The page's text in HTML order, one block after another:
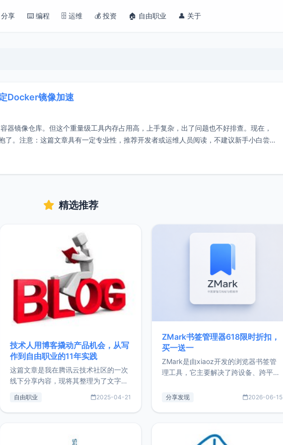
享 ⌨️ 编程 🗄️ 运维 💰 投资 🏠 自由职业 👤 关于
Docker镜像加速
镜像仓库。但这个重量级工具内存占用高，上手复杂，出了问题也不好排查。现在，
。注意：这篇文章具有一定专业性，推荐开发者或运维人员阅读，不建议新手小白尝
精选推荐
技术人用博客撬动产品机会，从写
作到自由职业的11年实践
这篇文章是我在腾讯云技术社区的一次
线下分享内容，现将其整理为了文字
版，分享了写博客11年来的经历，以及
通过博客过渡到做产品和走向自由职业
的一个小故事。文中还首次公开了我的
自由职业 2025-04-21
ZMark书签管理器618限时折扣，
买一送一
ZMark是由xiaoz开发的浏览器书签管
理工具，它主要解决了跨设备、跨平
做到一处部署、随处访问。同时，它还
量级： 使用Bun + Hono.js
分享发现 2026-06-15